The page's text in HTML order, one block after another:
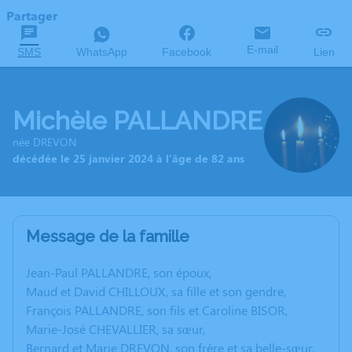
Partager
SMS WhatsApp Facebook E-mail Lien
Michèle PALLANDRE
née DREVON
décédée le 25 janvier 2024 à l'âge de 82 ans
Message de la famille
Jean-Paul PALLANDRE, son époux,
Maud et David CHILLOUX, sa fille et son gendre,
François PALLANDRE, son fils et Caroline BISOR,
Marie-José CHEVALLIER, sa sœur,
Bernard et Marie DREVON, son frère et sa belle-sœur,